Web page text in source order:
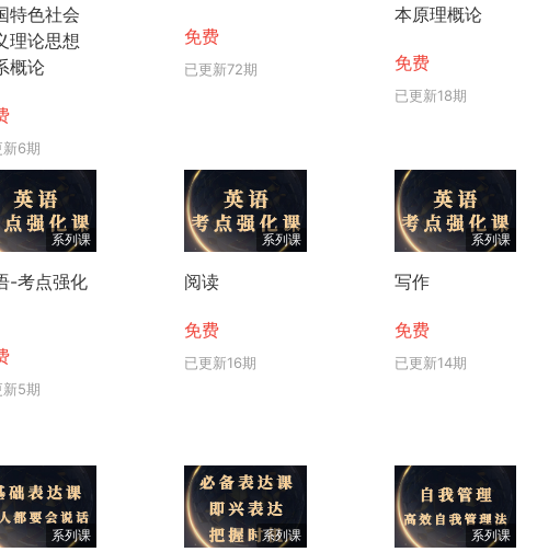
特色社会
理论思想
概论
6期
免费
已更新72期
本原理概论
免费
已更新18期
系列课
-考点强化
5期
系列课
阅读
免费
已更新16期
系列课
写作
免费
已更新14期
系列课 系列课 系列课